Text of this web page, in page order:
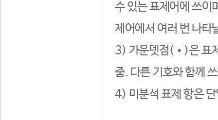
수 있는 표제어에 쓰이
제어에서 여러 번 나타
3) 가운뎃점(•)은 표
줌. 다른 기호와 함께
4) 미분석 표제 항은